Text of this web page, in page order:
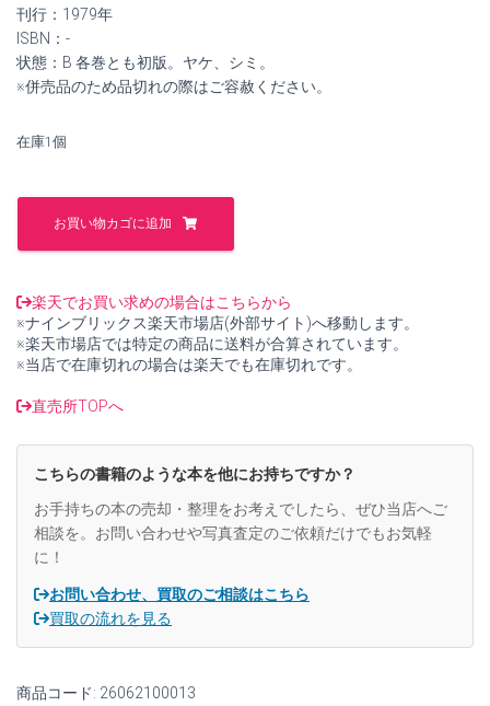
¥4,500
で
し
¥4,100
で
刊行：1979年
ISBN：-
状態：B 各巻とも初版。ヤケ、シミ。
※併売品のため品切れの際はご容赦ください。
在庫1個
マ
列
全
6
巻
揃
(サ
コ
ス)
【中
古】
お買い物カゴに追加
楽天でお買い求めの場合はこちらから
※ナインブリックス楽天市場店(外部サイト)へ移動します。
※楽天市場店では特定の商品に送料が合算されています。
※当店で在庫切れの場合は楽天でも在庫切れです。
直売所TOPへ
こちらの書籍のような本を他にお持ちですか？
お手持ちの本の売却・整理をお考えでしたら、ぜひ当店へご
相談を。お問い合わせや写真査定のご依頼だけでもお気軽
に！
お問い合わせ、買取のご相談はこちら
買取の流れを見る
商品コード: 26062100013